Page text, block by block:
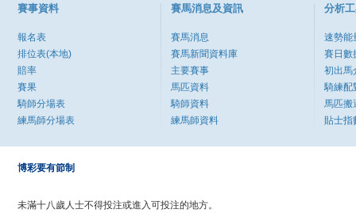
賽事資料
報名表
排位表(本地)
賠率
賽果
騎師分場表
練馬師分場表
賽馬消息及資訊
賽馬消息
賽馬新聞資料庫
主要賽事
馬匹資料
騎師資料
練馬師資料
分析
速勢能
賽日數
初出馬
騎練配
馬匹搬
貼士指
博彩要有節制
未滿十八歲人士不得投注或進入可投注的地方。